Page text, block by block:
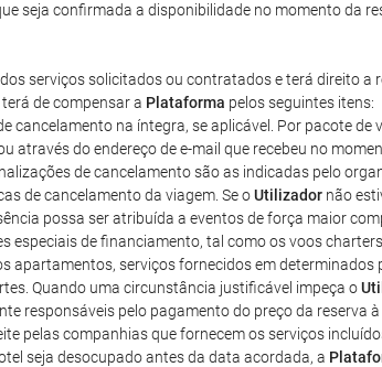
seja confirmada a disponibilidade no momento da
serviços solicitados ou contratados e terá direito
de compensar a Plataforma pelos seguintes itens:
cancelamento na íntegra, se aplicável. Por pacote
através do endereço de e-mail que recebeu no
de cancelamento são as indicadas pelo
de cancelamento da viagem. Se oUtilizador não
possa ser atribuída a eventos de força maior
especiais de financiamento, tal como os voos
apartamentos, serviços fornecidos em determinados
Quando uma circunstância justificável impeça o
responsáveis pelo pagamento do preço da reserva à
pelas companhias que fornecem os serviços
seja desocupado antes da data acordada, a